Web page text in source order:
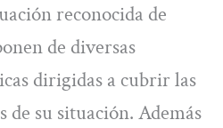
reconocida de
de diversas
dirigidas a cubrir las
de su situación. Además